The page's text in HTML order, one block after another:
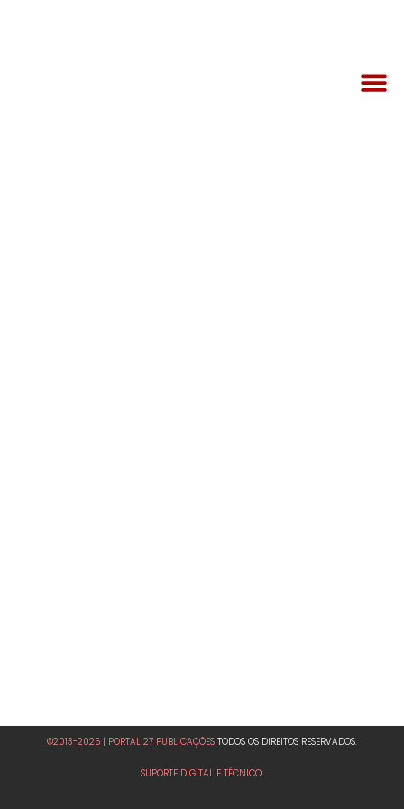
©2013-2026 | PORTAL 27 PUBLICAÇÕES TODOS OS DIREITOS RESERVADOS.
SUPORTE DIGITAL E TÉCNICO: